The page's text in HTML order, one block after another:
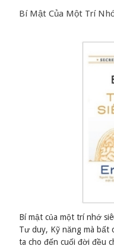
Bí Mật Của Một Trí
Bí mật của một trí nhớ
Tư duy, Kỹ năng mà bất
ta cho đến cuối đời đều